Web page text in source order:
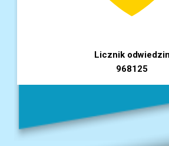
Licznik odwiedzin
968125